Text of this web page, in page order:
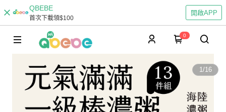
QBEBE
首次下載領$100
開啟APP
0
1/16